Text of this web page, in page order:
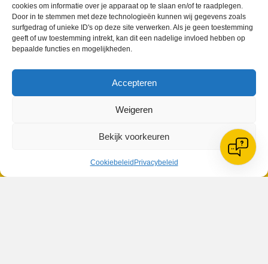
cookies om informatie over je apparaat op te slaan en/of te raadplegen.
Door in te stemmen met deze technologieën kunnen wij gegevens zoals
surfgedrag of unieke ID's op deze site verwerken. Als je geen toestemming
geeft of uw toestemming intrekt, kan dit een nadelige invloed hebben op
bepaalde functies en mogelijkheden.
Accepteren
Weigeren
Bekijk voorkeuren
Cookiebeleid Privacybeleid
1705 NA Heerhugowaard